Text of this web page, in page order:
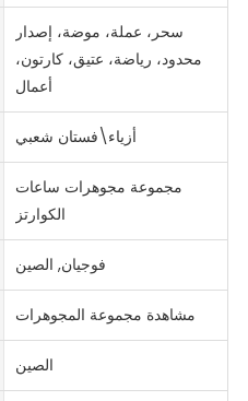
سحر، عملة، موضة، إصدار
محدود، رياضة، عتيق، كارتون،
أعمال
أزياء\فستان شعبي
مجموعة مجوهرات ساعات
الكوارتز
فوجيان, الصين
مشاهدة مجموعة المجوهرات
الصين